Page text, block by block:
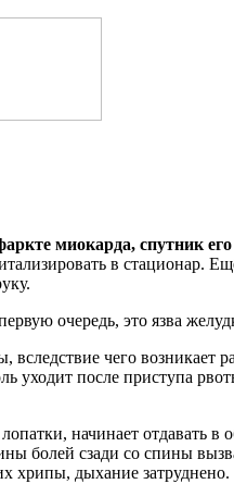
миокарда, спутник
в
очередь, это язва
чего
уходит после приступа
начинает отдавать в
болей сзади со спины
хрипы, дыхание затруднено.